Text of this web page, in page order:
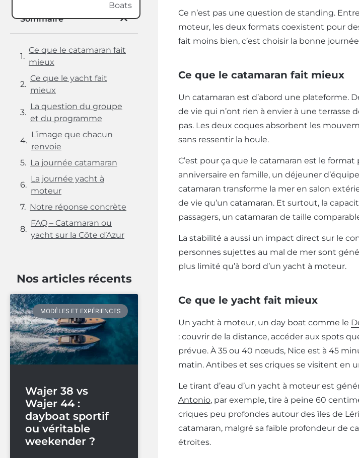
Sommaire
Ce que le catamaran fait
mieux
Ce que le yacht fait
mieux
La question du groupe
et du programme
L’image que chacun
renvoie
La journée catamaran
La journée yacht à
moteur
Notre réponse concrète
FAQ – Catamaran ou
yacht sur la Côte d’Azur
Nos articles récents
MODÈLES ET EXPÉRIENCES
Wajer 38 vs
Wajer 44 :
dayboat sportif
ou véritable
weekender ?
Boats
Ce n’est pas une question de standing.
moteur, les deux formats coexistent pour
fait moins bien, c’est choisir la bonne
Ce que le catamaran fait mieux
Un catamaran est d’abord une plateforme.
de vie qui n’ont rien à envier à une terrasse
pas. Les deux coques absorbent les
sans ressentir la houle.
C’est pour ça que le catamaran est le
anniversaire en famille, un déjeuner
catamaran transforme la mer en salon
de vie qu’un catamaran. Et surtout, la
passagers, un catamaran de taille
La stabilité a aussi un impact direct sur le
personnes sujettes au mal de mer sont
plus limité qu’à bord d’un yacht à moteur.
Ce que le yacht fait mieux
Un yacht à moteur, un day boat comme le
: couvrir de la distance, accéder aux spots
prévue. À 35 ou 40 nœuds, Nice est à 45
matin. Antibes et ses criques se visitent en
Le tirant d’eau d’un yacht à moteur est
Antonio, par exemple, tire à peine 60
criques peu profondes autour des îles de
catamaran, malgré sa faible profondeur de
étroites.